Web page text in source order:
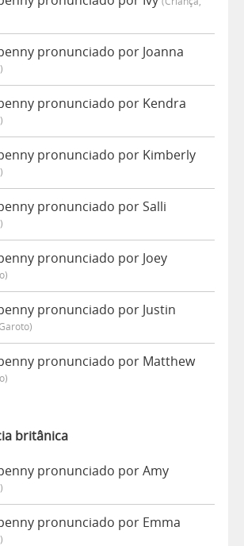
pronunciado por Joanna
pronunciado por Kendra
pronunciado por Kimberly
pronunciado por Salli
pronunciado por Joey
pronunciado por Justin
pronunciado por Matthew
britânica
pronunciado por Amy
pronunciado por Emma